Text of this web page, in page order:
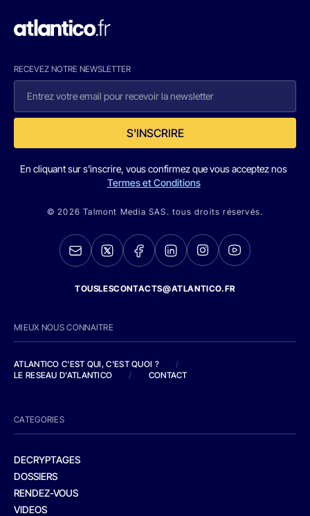
RECEVEZ NOTRE NEWSLETTER
S'INSCRIRE
En cliquant sur s'inscrire, vous confirmez que vous acceptez nos
Termes et Conditions
© 2026 Talmont Media SAS. tous droits réservés.
TOUSLESCONTACTS@ATLANTICO.FR
MIEUX NOUS CONNAITRE
ATLANTICO C'EST QUI, C'EST QUOI ?
/
LE RESEAU D'ATLANTICO
/ CONTACT
CATEGORIES
DECRYPTAGES
DOSSIERS
RENDEZ-VOUS
VIDEOS